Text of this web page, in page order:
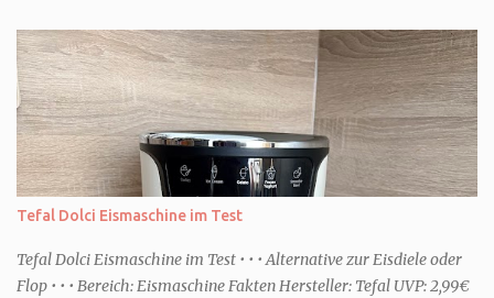
Urlaub Entspannung und Wellness. Falls ihr ähnlich denkt, lasst
uns doch herausfinden, welcher Duschtyp ihr seid. TYP
GENIESSER Egal, ob Strand oder Städtetrip - für euch gehört
gutes Essen, ein guter Wein oder Cocktail, vielleicht ein gutes Buch
dazu. Ihr liebt es Sonnenuntergänge zu beobachten und genießt
einfach jeden Moment. Dann seid ihr wie ich der Typ Genießer.
Hier empfehle ich tatsächlich Düfte die zur Jahreszeit passen, weil
einem frisch-fruchtigen Duft, wie die Kneipp Aroma-Pflegedusche
“ Sommer Flirt ...
Tefal Dolci Eismaschine im Test
Tefal Dolci Eismaschine im Test • • • Alternative zur Eisdiele oder
Flop • • • Bereich: Eismaschine Fakten Hersteller: Tefal UVP: 2,99€